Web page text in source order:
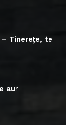
– Tinerețe, te
aur